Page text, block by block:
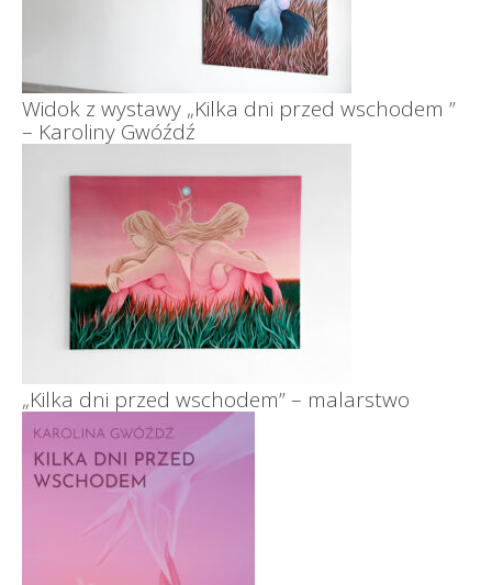
Widok z wystawy „Kilka dni przed wschodem ”
– Karoliny Gwóźdź
„Kilka dni przed wschodem” – malarstwo